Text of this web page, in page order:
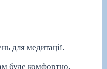
для медитації.
буде комфортно.